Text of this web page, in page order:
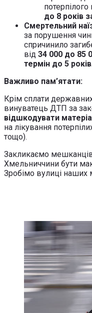
до 8 років
Смертельний
за порушення
спричинило
від 34 000 до 85
термін до 5 років.
Важливо пам’ятати:
Крім сплати
винуватець ДТП за
відшкодувати
на лікування
тощо).
Закликаємо мешканців
Хмельниччини бути
Зробімо вулиці наших